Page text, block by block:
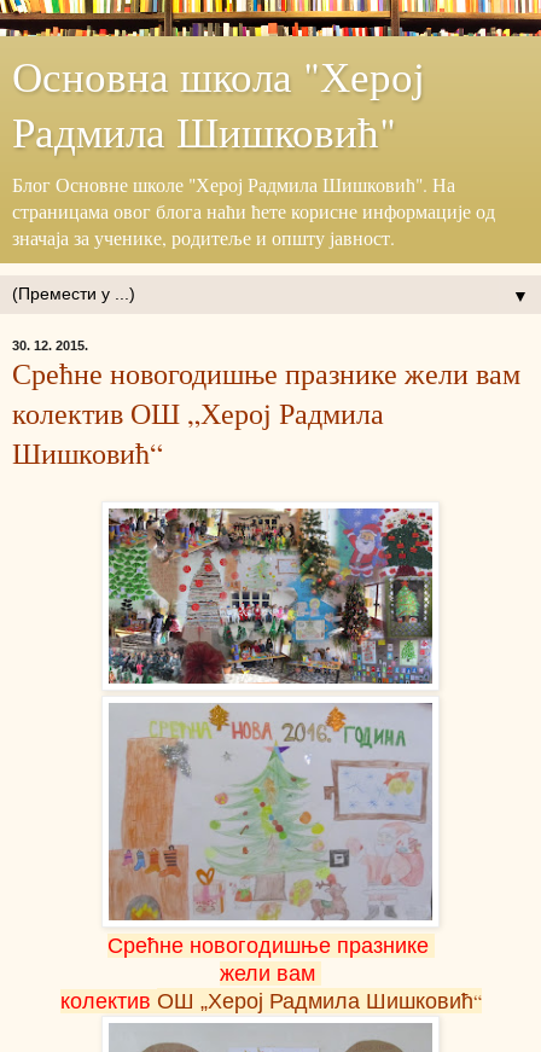
Основна школа "Херој
Радмила Шишковић"
Блог ‎Основне школе "Херој ‎Радмила Шишковић".‎ На
страницама овог блога наћи ћете корисне информације ‎од
значаја за ученике, родитеље и општу јавност.‎
▼
30. 12. 2015.
Срећне новогодишње празнике жели вам
колектив ОШ „Херој Радмила
Шишковић“
Срећне новогодишње празнике
жели вам
колектив ОШ „Херој Радмила Шишковић“